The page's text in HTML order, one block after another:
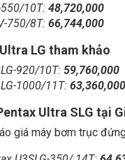
10T: 48,720,000
750/8T: 66,744,000
LG tham khảo
920/10T: 59,760,000
1000/11T: 63,360,000
Ultra SLG tại